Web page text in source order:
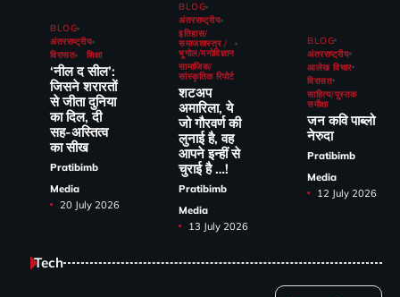
BLOG
अंतरराष्ट्रीय
विरासत
शिक्षा
‘नील द सील’:
जिसने शरारतों
से जीता दुनिया
का दिल, दी
सह-अस्तित्व
का सीख
Pratibimb
Media
20 July 2026
BLOG
अंतरराष्ट्रीय
इतिहास/
समाजशास्त्र /
भूगोल/मनोविज्ञान
सामाजिक/
सांस्कृतिक रिपोर्ट
शटअप
अमारिला, ये
जो गौरवर्ण की
लुनाई है, वह
आपने इन्हीं से
चुराई है …!
Pratibimb
Media
13 July 2026
BLOG
अंतरराष्ट्रीय
आलेख विचार
विरासत
साहित्य/पुस्तक
समीक्षा
जन कवि पाब्लो
नेरुदा
Pratibimb
Media
12 July 2026
Tech